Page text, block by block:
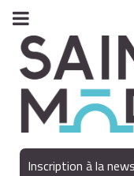
Inscription à la